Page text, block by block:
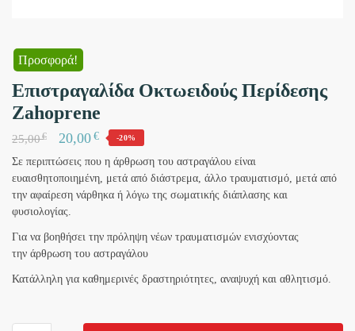
Προσφορά!
Επιστραγαλίδα Οκτωειδούς Περίδεσης
Zahoprene
25,00€ 20,00€ -20%
Σε περιπτώσεις που η άρθρωση του αστραγάλου είναι
ευαισθητοποιημένη, μετά από διάστρεμα, άλλο τραυματισμό, μετά από
την αφαίρεση νάρθηκα ή λόγω της σωματικής διάπλασης και
φυσιολογίας.
Για να βοηθήσει την πρόληψη νέων τραυματισμών ενισχύοντας
την άρθρωση του αστραγάλου
Κατάλληλη για καθημερινές δραστηριότητες, αναψυχή και αθλητισμό.